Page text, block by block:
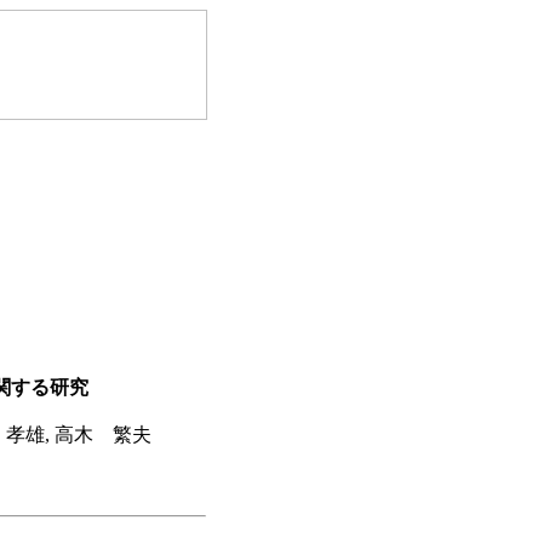
する研究
雄, 高木 繁夫